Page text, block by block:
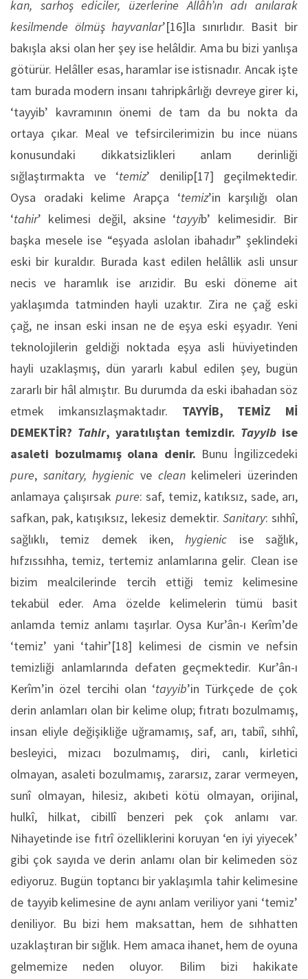
kan, sarhoş ediciler, üzerlerine Allâh’ın adı anılarak
kesilmende ölmüş hayvanlar’[16]la sınırlıdır. Basit bir
bakışla aksi olan her şey ise helâldir. Ama bu bizi yanlışa
götürür. Helâller esas, haramlar ise istisnadır. Ancak işte
tam burada modern insanı tahripkârlığı devreye girer ki,
‘tayyib’ kavramının önemi de tam da bu nokta da
ortaya çıkar. Meal ve tefsircilerimizin bu ince nüans
konusundaki dikkatsizlikleri anlam derinliği
sığlaştırmakta ve ‘temiz’ denilip[17] geçilmektedir.
Oysa oradaki kelime Arapça ‘temiz’in karşılığı olan
‘tahir’ kelimesi değil, aksine ‘tayyib’ kelimesidir. Bir
başka mesele ise “eşyada aslolan ibahadır” şeklindeki
eski bir kuraldır. Burada kast edilen helâllik asli unsur
necis ve haramlık ise arızidir. Bu eski döneme ait
yaklaşımda tatminden hayli uzaktır. Zira ne çağ eski
çağ, ne insan eski insan ne de eşya eski eşyadır. Yeni
teknolojilerin geldiği noktada eşya asli hüviyetinden
hayli uzaklaşmış, dün yararlı kabul edilen şey, bugün
zararlı bir hâl almıştır. Bu durumda da eski ibahadan söz
etmek imkansızlaşmaktadır. TAYYİB, TEMİZ Mİ
DEMEKTİR? Tahir, yaratılıştan temizdir. Tayyib ise
asaleti bozulmamış olana denir. Bunu İngilizcedeki
pure, sanitary, hygienic ve cleankelimeleri üzerinden
anlamaya çalışırsak pure: saf, temiz, katıksız, sade, arı,
safkan, pak, katışıksız, lekesiz demektir. Sanitary: sıhhî,
sağlıklı, temiz demek iken,hygienic ise sağlık,
hıfzıssıhha, temiz, tertemiz anlamlarına gelir. Clean ise
bizim mealcilerinde tercih ettiği temiz kelimesine
tekabül eder. Ama özelde kelimelerin tümü basit
anlamda temiz anlamı taşırlar. Oysa Kur’ân-ı Kerîm’de
‘temiz’ yani ‘tahir’[18] kelimesi de cismin ve nefsin
temizliği anlamlarında defaten geçmektedir. Kur’ân-ı
Kerîm’in özel tercihi olan ‘tayyib’in Türkçede de çok
derin anlamları olan bir kelime olup; fıtratı bozulmamış,
insan eliyle değişikliğe uğramamış, saf, arı, tabiî, sıhhî,
besleyici, mizacı bozulmamış, diri, canlı, kirletici
olmayan, asaleti bozulmamış, zararsız, zarar vermeyen,
sunî olmayan, hilesiz, akıbeti kötü olmayan, orijinal,
hulkî, hilkat, cibillî benzeri pek çok anlamı var.
Nihayetinde ise fıtrî özelliklerini koruyan ‘en iyi yiyecek’
gibi çok sayıda ve derin anlamı olan bir kelimeden söz
ediyoruz. Bugün toptancı bir yaklaşımla tahir kelimesine
de tayyib kelimesine de aynı anlam veriliyor yani ‘temiz’
deniliyor. Bu bizi hem maksattan, hem de sıhhatten
uzaklaştıran bir sığlık. Hem amaca ihanet, hem de oyuna
gelmemize neden oluyor. Bilim bizi hakikate